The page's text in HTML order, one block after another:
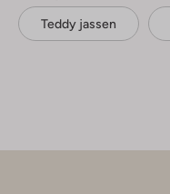
Teddy jassen